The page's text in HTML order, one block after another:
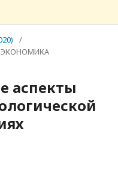
/
ЭКОНОМИКА
аспекты